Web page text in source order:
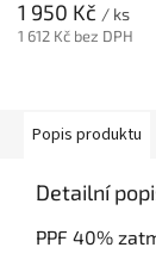
1 950 Kč / ks
1 612 Kč bez DPH
Popis produktu
Detailní
PPF 40%